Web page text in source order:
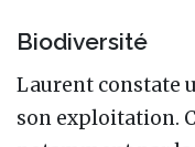
Biodiversité
Laurent constate
son exploitation.